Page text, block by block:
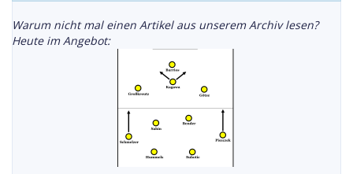
Warum nicht mal einen Artikel aus unserem Archiv lesen?
Heute im Angebot: